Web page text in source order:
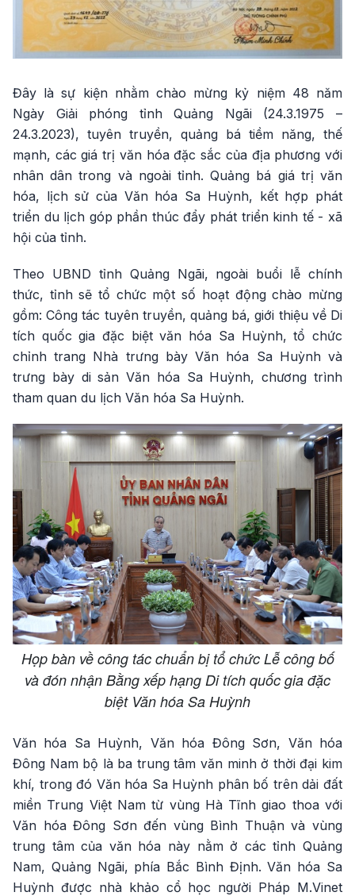
Đây là sự kiện nhằm chào mừng kỷ niệm 48 năm
Ngày Giải phóng tỉnh Quảng Ngãi (24.3.1975 –
24.3.2023), tuyên truyền, quảng bá tiềm năng, thế
mạnh, các giá trị văn hóa đặc sắc của địa phương với
nhân dân trong và ngoài tỉnh. Quảng bá giá trị văn
hóa, lịch sử của Văn hóa Sa Huỳnh, kết hợp phát
triển du lịch góp phần thúc đẩy phát triển kinh tế - xã
hội của tỉnh.
Theo UBND tỉnh Quảng Ngãi, ngoài buổi lễ chính
thức, tỉnh sẽ tổ chức một số hoạt động chào mừng
gồm: Công tác tuyên truyền, quảng bá, giới thiệu về Di
tích quốc gia đặc biệt văn hóa Sa Huỳnh, tổ chức
chỉnh trang Nhà trưng bày Văn hóa Sa Huỳnh và
trưng bày di sản Văn hóa Sa Huỳnh, chương trình
tham quan du lịch Văn hóa Sa Huỳnh.
Họp bàn về công tác chuẩn bị tổ chức Lễ công bố
và đón nhận Bằng xếp hạng Di tích quốc gia đặc
biệt Văn hóa Sa Huỳnh
Văn hóa Sa Huỳnh, Văn hóa Đông Sơn, Văn hóa
Đông Nam bộ là ba trung tâm văn minh ở thời đại kim
khí, trong đó Văn hóa Sa Huỳnh phân bố trên dải đất
miền Trung Việt Nam từ vùng Hà Tĩnh giao thoa với
Văn hóa Đông Sơn đến vùng Bình Thuận và vùng
trung tâm của văn hóa này nằm ở các tỉnh Quảng
Nam, Quảng Ngãi, phía Bắc Bình Định. Văn hóa Sa
Huỳnh được nhà khảo cổ học người Pháp M.Vinet